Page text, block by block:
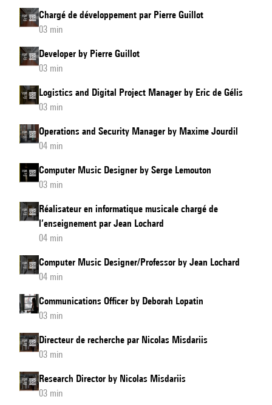
Chargé de développement par Pierre Guillot
03 min
Developer by Pierre Guillot
03 min
Logistics and Digital Project Manager by Eric de Gélis
03 min
Operations and Security Manager by Maxime Jourdil
04 min
Computer Music Designer by Serge Lemouton
03 min
Réalisateur en informatique musicale chargé de
l’enseignement par Jean Lochard
04 min
Computer Music Designer/Professor by Jean Lochard
04 min
Communications Officer by Deborah Lopatin
03 min
Directeur de recherche par Nicolas Misdariis
03 min
Research Director by Nicolas Misdariis
03 min